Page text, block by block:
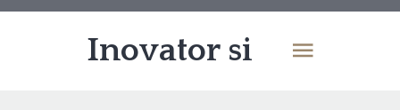
Inovator si